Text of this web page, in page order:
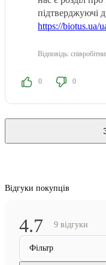
підтверджуючі
https://biotus.ua/
Відповідь:
0 0
Відгуки покупців
4.7 9 відгуки
Фільтр